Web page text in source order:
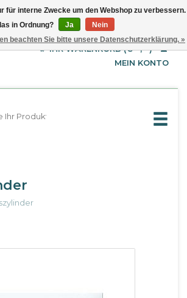
EUR
GBP
USD
English
Français
IHR WARENKORB (€--,--)
MEIN KONTO
für interne Zwecke um den Webshop zu verbessern.
in Ordnung?
Ja
Nein
beachten Sie bitte unsere Datenschutzerklärung. »